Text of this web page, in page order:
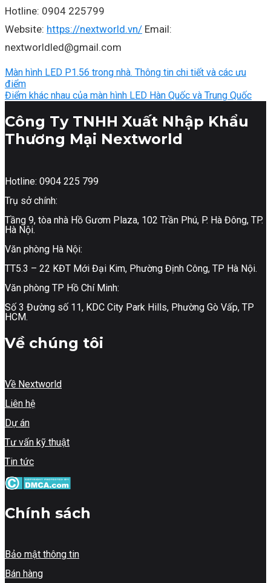
Hotline: 0904 225799
Website: https://nextworld.vn/ Email:
nextworldled@gmail.com
Màn hình LED P1.56 trong nhà. Thông tin chi tiết và các ưu
điểm
Điểm khác nhau của màn hình LED Hàn Quốc và Trung Quốc
Công Ty TNHH Xuất Nhập Khẩu
Thương Mại Nextworld
Hotline: 0904 225 799
Trụ sở chính:
Tầng 9, tòa nhà Hồ Gươm Plaza, 102 Trần Phú, P. Hà Đông, TP.
Hà Nội.
Văn phòng Hà Nội:
TT5.3 – 22 KĐT Mới Đại Kim, Phường Định Công, TP Hà Nội.
Văn phòng TP Hồ Chí Minh:
Số 3 Đường số 11, KDC City Park Hills, Phường Gò Vấp, TP
HCM.
Về chúng tôi
Về Nextworld
Liên hệ
Dự án
Tư vấn kỹ thuật
Tin tức
Chính sách
Bảo mật thông tin
Bán hàng